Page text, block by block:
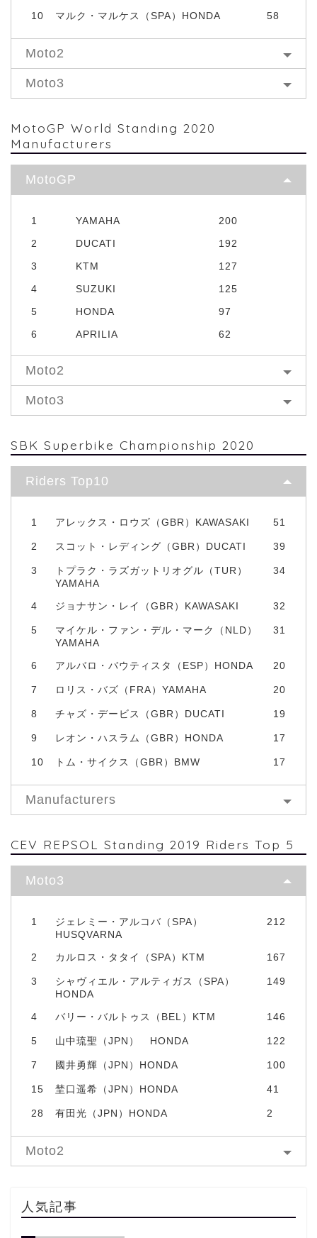
10 マルク・マルケス（SPA）HONDA 58
Moto2
Moto3
MotoGP World Standing 2020
Manufacturers
MotoGP
1 YAMAHA
200
2
DUCATI
192
3
KTM
127
4
SUZUKI
125
5
HONDA
97
6
APRILIA 62
Moto2
Moto3
SBK Superbike Championship 2020
Riders Top10
1 アレックス・ロウズ（GBR）KAWASAKI 51
2 スコット・レディング（GBR）DUCATI 39
3
トプラク・ラズガットリオグル（TUR）
YAMAHA
34
4 ジョナサン・レイ（GBR）KAWASAKI 32
5
マイケル・ファン・デル・マーク（NLD）
YAMAHA
31
6 アルバロ・バウティスタ（ESP）HONDA 20
7 ロリス・バズ（FRA）YAMAHA 20
8 チャズ・デービス（GBR）DUCATI 19
9 レオン・ハスラム（GBR）HONDA 17
10 トム・サイクス（GBR）BMW 17
Manufacturers
CEV REPSOL Standing 2019 Riders Top 5
Moto3
1
ジェレミー・アルコバ（SPA）
HUSQVARNA
212
2 カルロス・タタイ（SPA）KTM 167
3
シャヴィエル・アルティガス（SPA）
HONDA
149
4 バリー・バルトゥス（BEL）KTM 146
5 山中琉聖（JPN） HONDA 122
7 國井勇輝（JPN）HONDA 100
15 埜口遥希（JPN）HONDA 41
28 有田光（JPN）HONDA 2
Moto2
人気記事